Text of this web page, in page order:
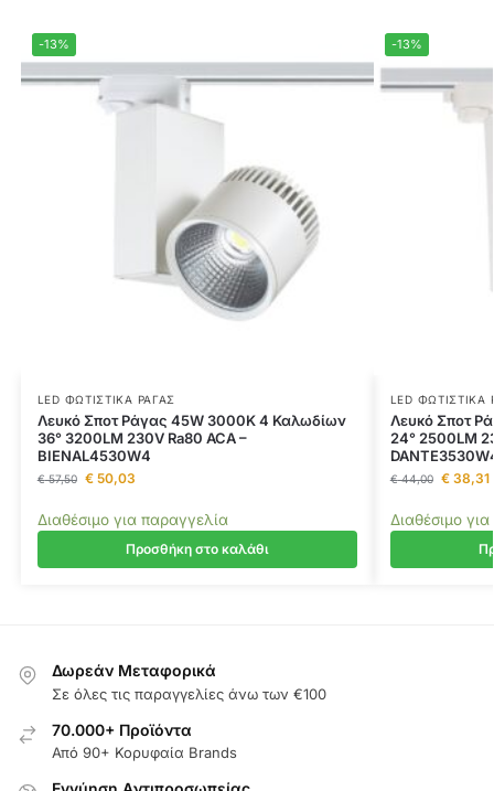
-13%
LED ΦΩΤΙΣΤΙΚΆ ΡΆΓΑΣ
Λευκό Σποτ Ράγας 45W 3000K 4 Καλωδίων
36° 3200LM 230V Ra80 ACA –
BIENAL4530W4
€57,50 €50,03
Διαθέσιμο για παραγγελία
Προσθήκη στο καλάθι
-13%
LED ΦΩΤΙΣΤΙΚΆ
Λευκό Σποτ
24° 2500LM
€44,00 €38,31
Διαθέσιμο
Δωρεάν Μεταφορικά
Σε όλες τις παραγγελίες άνω των €100
70.000+ Προϊόντα
Από 90+ Κορυφαία Brands